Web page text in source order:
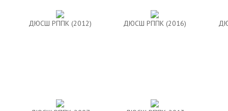
ДЮСШ РППК (2012) ДЮСШ РППК (2016)